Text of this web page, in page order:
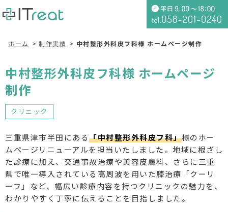
ホーム 制作実績 中村整形外科皮フ科様 ホームページ制作
中村整形外科皮フ科様 ホームページ
制作
クリニック
三重県津市半田にある「中村整形外科皮フ科」様のホー
ムページリニューアルを担当いたしました。地域に根ざし
た診療に加え、交通事故治療や美容皮膚科、さらに三重
県で唯一導入されている高周波を用いた膝治療「クーリ
ーフ」など、幅広い診療内容を持つクリニックの魅力を、
わかりやすく丁寧に伝えることを目指しました。